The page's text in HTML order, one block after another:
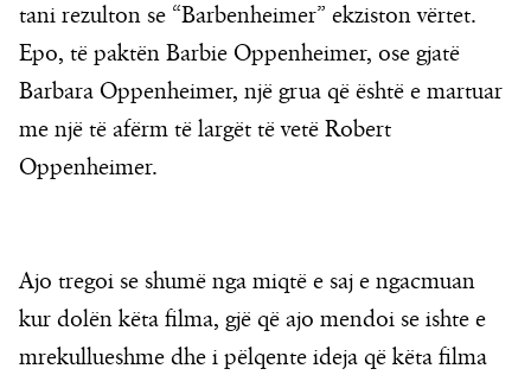
tani rezulton se “Barbenheimer” ekziston vërtet.
Epo, të paktën Barbie Oppenheimer, ose gjatë
Barbara Oppenheimer, një grua që është e martuar
me një të afërm të largët të vetë Robert
Oppenheimer.
Ajo tregoi se shumë nga miqtë e saj e ngacmuan
kur dolën këta filma, gjë që ajo mendoi se ishte e
mrekullueshme dhe i pëlqente ideja që këta filma